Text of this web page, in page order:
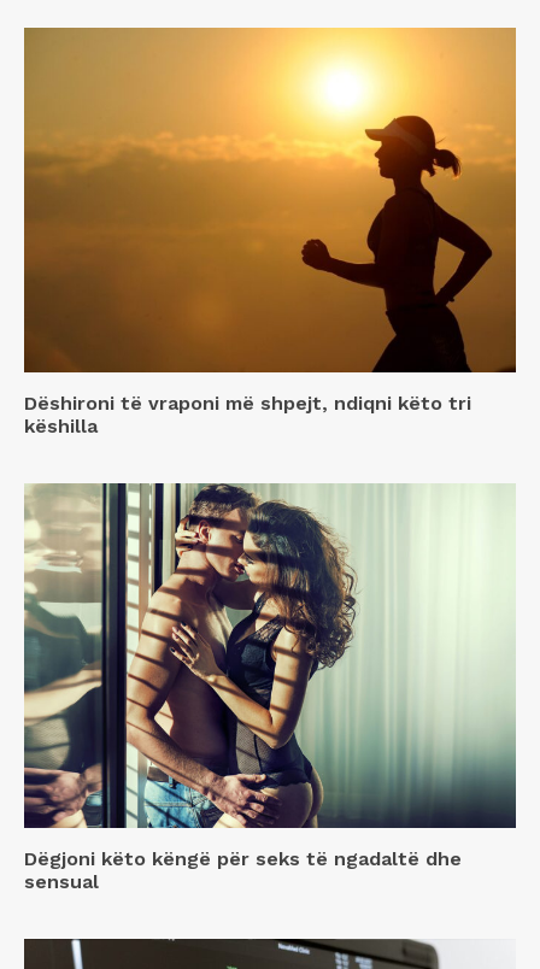
Dëshironi të vraponi më shpejt, ndiqni këto tri
këshilla
Dëgjoni këto këngë për seks të ngadaltë dhe
sensual